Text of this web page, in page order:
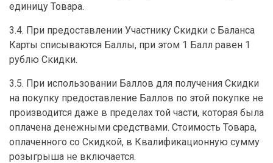
единицу Товара.
3.4. При предоставлении Участнику Скидки с Баланса
Карты списываются Баллы, при этом 1 Балл равен 1
рублю Скидки.
3.5. При использовании Баллов для получения Скидки
на покупку предоставление Баллов по этой покупке не
производится даже в пределах той части, которая была
оплачена денежными средствами. Стоимость Товара,
оплаченного со Скидкой, в Квалификационную сумму
розыгрыша не включается.